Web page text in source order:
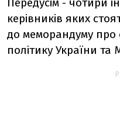
керівників яких
до меморандуму про
політику України